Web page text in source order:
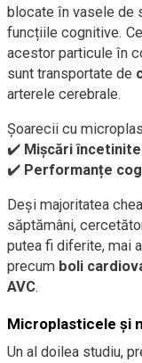
blocate în vasele de
funcțiile cognitive.
acestor particule în
sunt transportate de
arterele cerebrale.
Șoarecii cu
✔️ Mișcări încetinite
✔️ Performanțe
Deși majoritatea
săptămâni,
putea fi diferite, mai
precum boli
AVC.
Microplasticele și
Un al doilea studiu,